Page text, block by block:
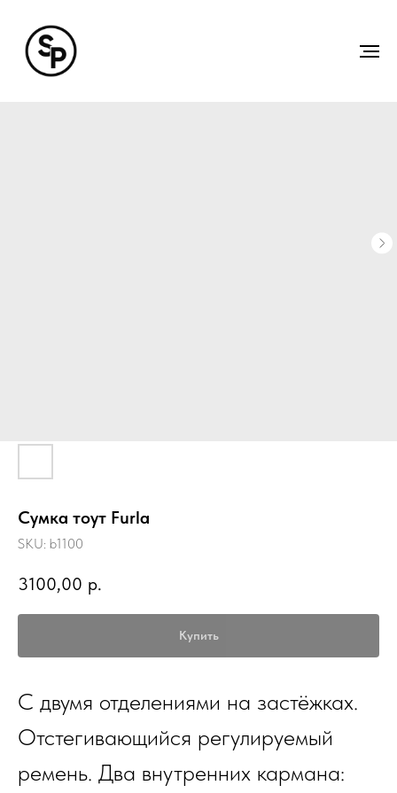
Сумка тоут Furla
SKU: b1100
3100,00 р.
Купить
С двумя отделениями на застёжках.
Отстегивающийся регулируемый
ремень. Два внутренних кармана: